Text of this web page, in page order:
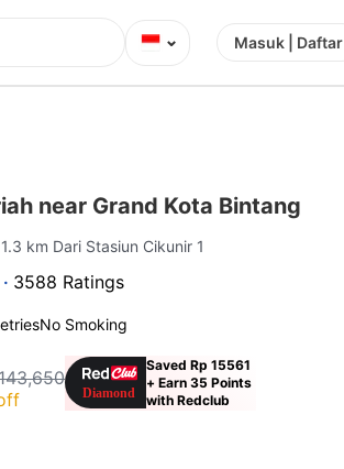
⌄ Masuk | Daftar
near Grand Kota Bintang
km Dari Stasiun Cikunir 1
3588 Ratings
No Smoking
Saved Rp 15561
+ Earn 35 Points
with Redclub